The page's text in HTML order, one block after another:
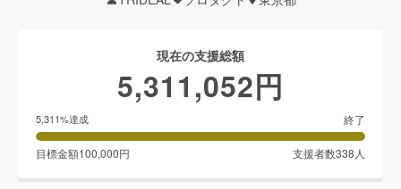
現在の支援総額
5,311,052円
5,311%達成 終了
目標金額100,000円 支援者数338 人